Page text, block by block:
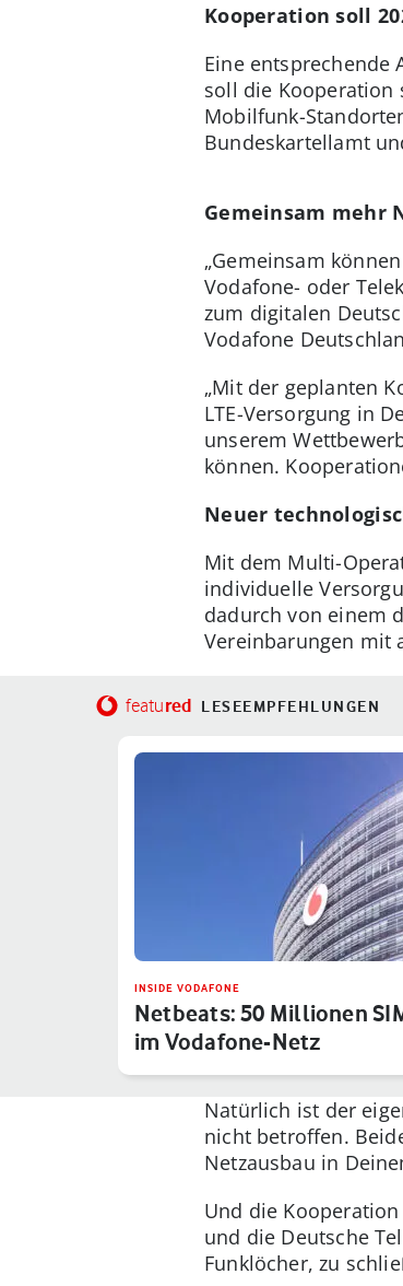
Kooperation soll
Eine entsprechende
soll die Kooperation
Mobilfunk-
Bundeskartellamt
Gemeinsam mehr
„Gemeinsam
Vodafone- oder
zum digitalen
Vodafone
„Mit der geplanten
LTE-Versorgung in
unserem
können.
Neuer
Mit dem Multi-
individuelle
dadurch von einem
Vereinbarungen mit
featured LESEEMPFEHLUNGEN
INSIDE VODAFONE
Netbeats: 50 Millionen
im Vodafone-Netz
Natürlich ist der
nicht betroffen.
Netzausbau in
Und die
und die Deutsche
Funklöcher, zu